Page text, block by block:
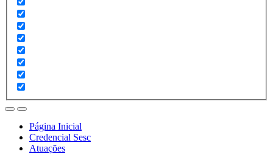
Página Inicial
Credencial Sesc
Atuações